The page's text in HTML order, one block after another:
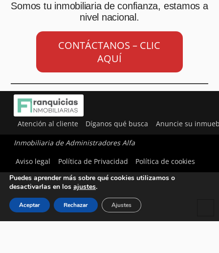
Somos tu inmobiliaria de confianza, estamos a
nivel nacional.
CONTÁCTANOS – CLIC
AQUÍ
Atención al cliente Díganos qué busca Anuncie su
Inmobiliaria de Administradores Alfa
Aviso legal
Política de Privacidad Política de cookies
Utilizamos cookies para ofrecerte la mejor experiencia en
Puedes aprender más sobre qué cookies utilizamos o
desactivarlas en los ajustes.
Aceptar Rechazar Ajustes